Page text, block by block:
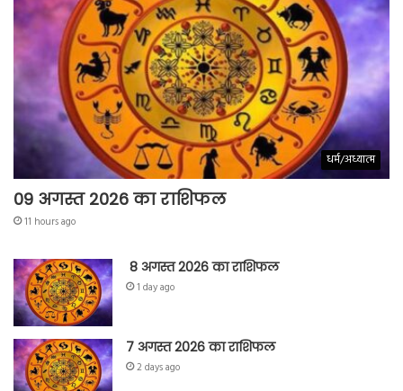
धर्म/अध्यात्म
09 अगस्त 2026 का राशिफल
11 hours ago
8 अगस्त 2026 का राशिफल
1 day ago
7 अगस्त 2026 का राशिफल
2 days ago